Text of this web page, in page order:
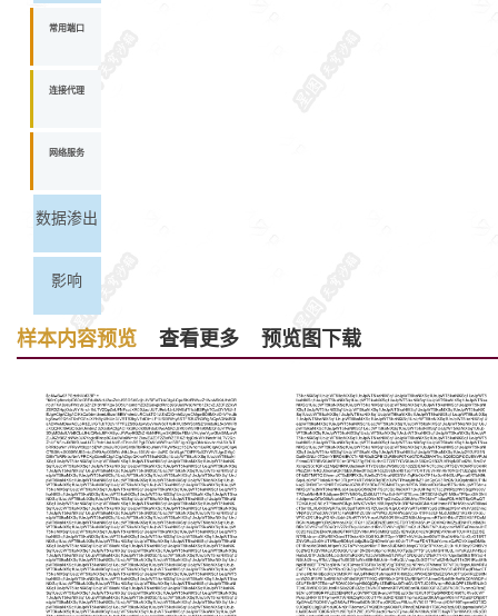
常用端口
连接代理
网络服务
数据渗出
影响
样本内容预览 查看更多 预览图下载